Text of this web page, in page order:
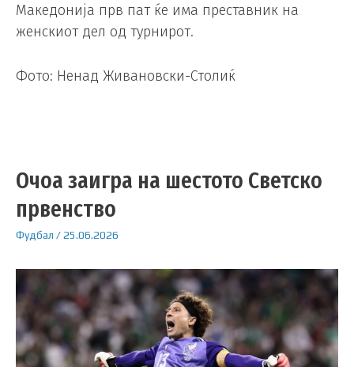
Македонија прв пат ќе има преставник на
женскиот дел од турнирот.
Фото: Ненад Живановски-Столиќ
Очоа заигра на шестото Светско
првенство
Фудбал /25.06.2026